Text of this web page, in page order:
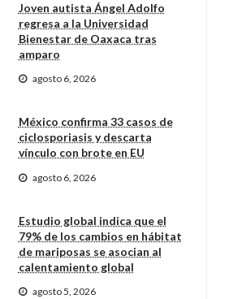
Joven autista Ángel Adolfo
regresa a la Universidad
Bienestar de Oaxaca tras
amparo
agosto 6, 2026
México confirma 33 casos de
ciclosporiasis y descarta
vínculo con brote en EU
agosto 6, 2026
Estudio global indica que el
79% de los cambios en hábitat
de mariposas se asocian al
calentamiento global
agosto 5, 2026